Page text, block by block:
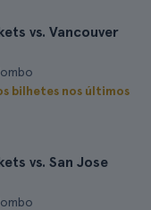
vs. Vancouver
bilhetes nos últimos
vs. San Jose